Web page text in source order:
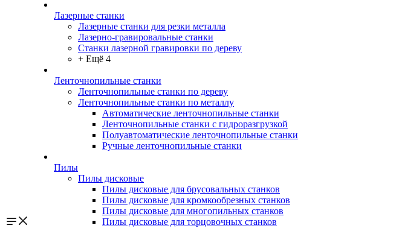
Лазерные станки
Лазерные станки для резки металла
Лазерно-гравировальные станки
Станки лазерной гравировки по дереву
+ Ещё 4
Ленточнопильные станки
Ленточнопильные станки по дереву
Ленточнопильные станки по металлу
Автоматические ленточнопильные станки
Ленточнопильные станки с гидроразгрузкой
Полуавтоматические ленточнопильные станки
Ручные ленточнопильные станки
Пилы
Пилы дисковые
Пилы дисковые для брусовальных станков
Пилы дисковые для кромкообрезных станков
Пилы дисковые для многопильных станков
Пилы дисковые для торцовочных станков